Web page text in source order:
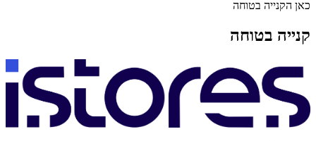
כאן הקנייה בטוחה
קנייה בטוחה